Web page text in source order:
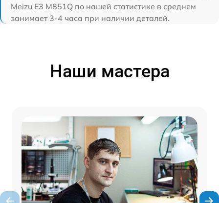
Meizu E3 M851Q по нашей статистике в среднем
занимает 3-4 часа при наличии деталей.
Наши мастера